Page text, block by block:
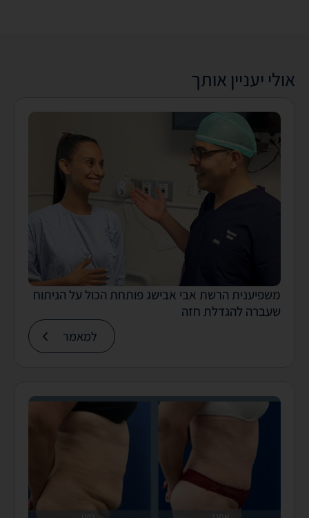
אולי יעניין אותך
משפיענית הרשת אבי אבישג פותחת הכול על הניתוח
שעברה להגדלת חזה
למאמר